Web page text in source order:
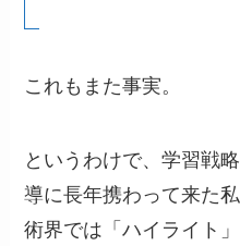
これもまた事実。
というわけで、学習戦
導に長年携わって来た
術界では「ハイライト